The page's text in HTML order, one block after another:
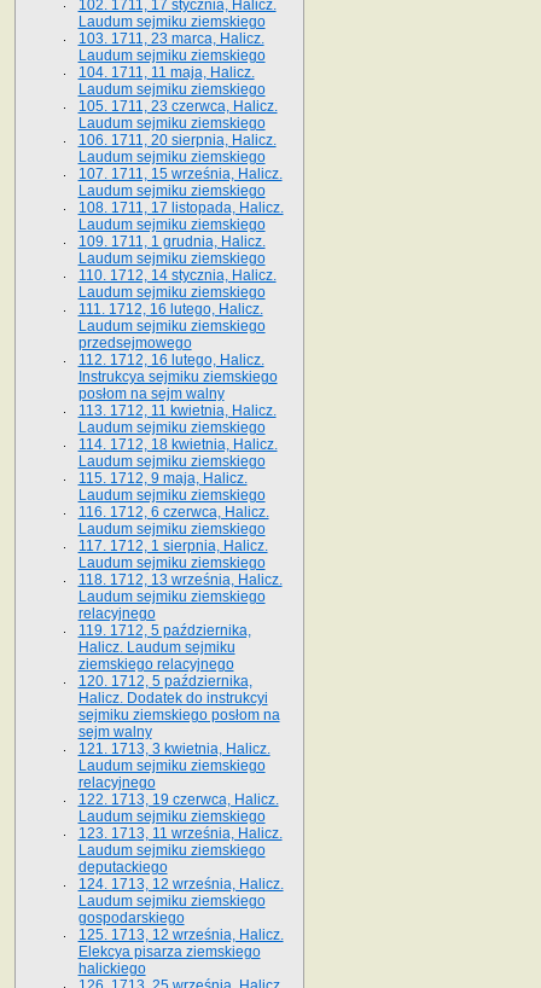
102. 1711, 17 stycznia, Halicz.
Laudum sejmiku ziemskiego
103. 1711, 23 marca, Halicz.
Laudum sejmiku ziemskiego
104. 1711, 11 maja, Halicz.
Laudum sejmiku ziemskiego
105. 1711, 23 czerwca, Halicz.
Laudum sejmiku ziemskiego
106. 1711, 20 sierpnia, Halicz.
Laudum sejmiku ziemskiego
107. 1711, 15 września, Halicz.
Laudum sejmiku ziemskiego
108. 1711, 17 listopada, Halicz.
Laudum sejmiku ziemskiego
109. 1711, 1 grudnia, Halicz.
Laudum sejmiku ziemskiego
110. 1712, 14 stycznia, Halicz.
Laudum sejmiku ziemskiego
111. 1712, 16 lutego, Halicz.
Laudum sejmiku ziemskiego
przedsejmowego
112. 1712, 16 lutego, Halicz.
Instrukcya sejmiku ziemskiego
posłom na sejm walny
113. 1712, 11 kwietnia, Halicz.
Laudum sejmiku ziemskiego
114. 1712, 18 kwietnia, Halicz.
Laudum sejmiku ziemskiego
115. 1712, 9 maja, Halicz.
Laudum sejmiku ziemskiego
116. 1712, 6 czerwca, Halicz.
Laudum sejmiku ziemskiego
117. 1712, 1 sierpnia, Halicz.
Laudum sejmiku ziemskiego
118. 1712, 13 września, Halicz.
Laudum sejmiku ziemskiego
relacyjnego
119. 1712, 5 października,
Halicz. Laudum sejmiku
ziemskiego relacyjnego
120. 1712, 5 października,
Halicz. Dodatek do instrukcyi
sejmiku ziemskiego posłom na
sejm walny
121. 1713, 3 kwietnia, Halicz.
Laudum sejmiku ziemskiego
relacyjnego
122. 1713, 19 czerwca, Halicz.
Laudum sejmiku ziemskiego
123. 1713, 11 września, Halicz.
Laudum sejmiku ziemskiego
deputackiego
124. 1713, 12 września, Halicz.
Laudum sejmiku ziemskiego
gospodarskiego
125. 1713, 12 września, Halicz.
Elekcya pisarza ziemskiego
halickiego